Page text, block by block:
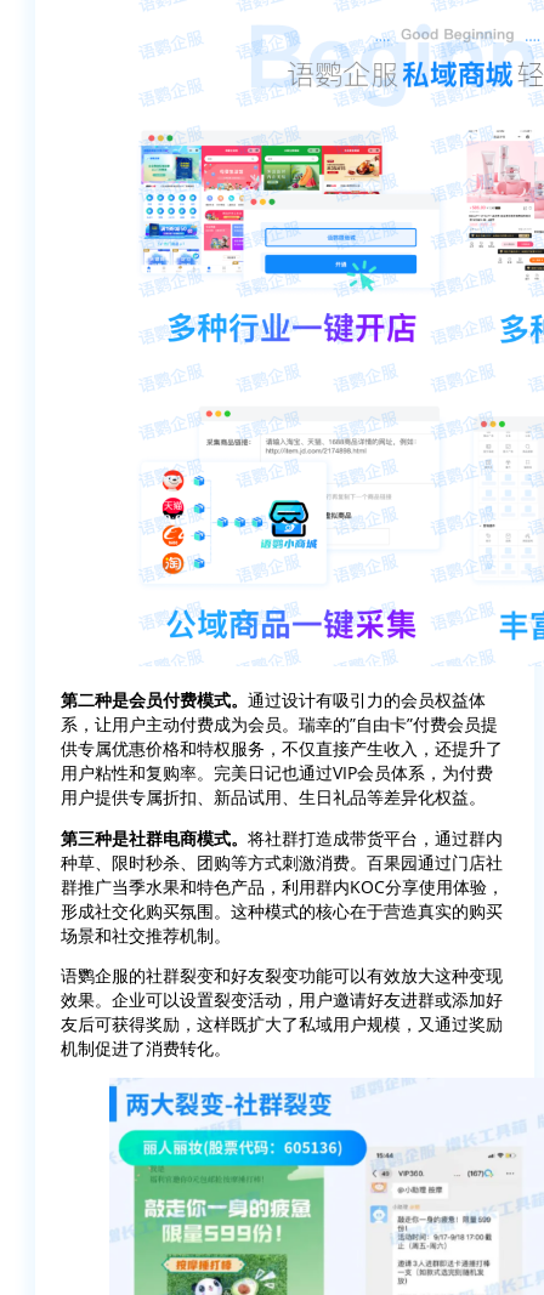
第二种是会员付费模式。 通过设计有吸引力的会员权益体
系，让用户主动付费成为会员。瑞幸的”自由卡”付费会员提
供专属优惠价格和特权服务，不仅直接产生收入，还提升了
用户粘性和复购率。完美日记也通过VIP会员体系，为付费
用户提供专属折扣、新品试用、生日礼品等差异化权益。
第三种是社群电商模式。 将社群打造成带货平台，通过群内
种草、限时秒杀、团购等方式刺激消费。百果园通过门店社
群推广当季水果和特色产品，利用群内KOC分享使用体验，
形成社交化购买氛围。这种模式的核心在于营造真实的购买
场景和社交推荐机制。
语鹦企服的社群裂变和好友裂变功能可以有效放大这种变现
效果。企业可以设置裂变活动，用户邀请好友进群或添加好
友后可获得奖励，这样既扩大了私域用户规模，又通过奖励
机制促进了消费转化。